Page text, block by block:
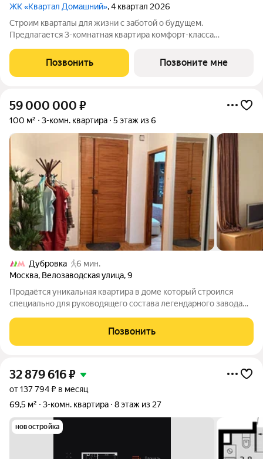
ЖК «Квартал Домашний», 4 квартал 2026
Строим кварталы для жизни с заботой о будущем.
Предлагается 3-комнатная квартира комфорт-класса
этаже, в жилом комплексе "Квартал Домашний".Застройщик
сдает квартиры с отделкой в нескольких
Позвонить Позвоните мне
59 000 000 ₽
100 м² 3-комн. квартира 5 этаж из 6
Дубровка
6 мин.
Москва, Велозаводская улица,9
Продаётся уникальная квартира в доме который строился
специально для руководящего состава легендарного завода
предприятия. Квартира светлая и очень просторная. Окна
выходят сразу на три стороны: на
Позвонить
32 879 616₽
от 137 794 ₽ в месяц
69,5 м²
3-комн. квартира 8 этаж из 27
новостройка